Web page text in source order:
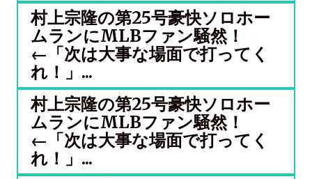
村上宗隆の第25号豪快ソロホー
ムランにMLBファン騒然！
←「次は大事な場面で打ってく
れ！」...
村上宗隆の第25号豪快ソロホー
ムランにMLBファン騒然！
←「次は大事な場面で打ってく
れ！」...